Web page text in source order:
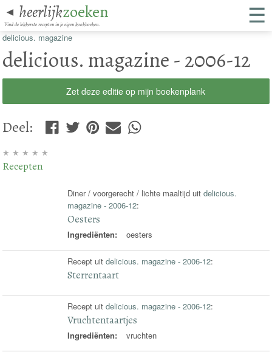
◄ heerlijkzoeken
Vind de lekkerste recepten in je eigen kookboeken. ☰
delicious. magazine
delicious. magazine - 2006-12
Zet deze editie op mijn boekenplank
Deel:
★ ★ ★ ★ ★
Recepten
Diner / voorgerecht / lichte maaltijd uitdelicious.
magazine - 2006-12:
Oesters
Ingrediënten: oesters
Recept uitdelicious. magazine - 2006-12:
Sterrentaart
Recept uitdelicious. magazine - 2006-12:
Vruchtentaartjes
Ingrediënten: vruchten